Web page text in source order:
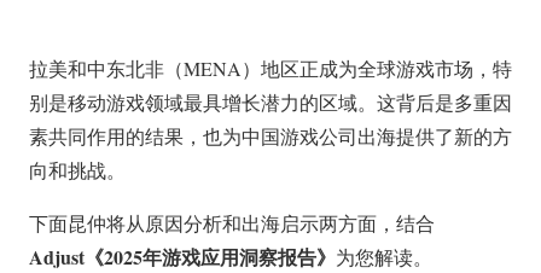
拉美和中东北非（MENA）地区正成为全球游戏市场，特
别是移动游戏领域最具增长潜力的区域。这背后是多重因
素共同作用的结果，也为中国游戏公司出海提供了新的方
向和挑战。
下面昆仲将从原因分析和出海启示两方面，结合
Adjust《2025年游戏应用洞察报告》 为您解读。